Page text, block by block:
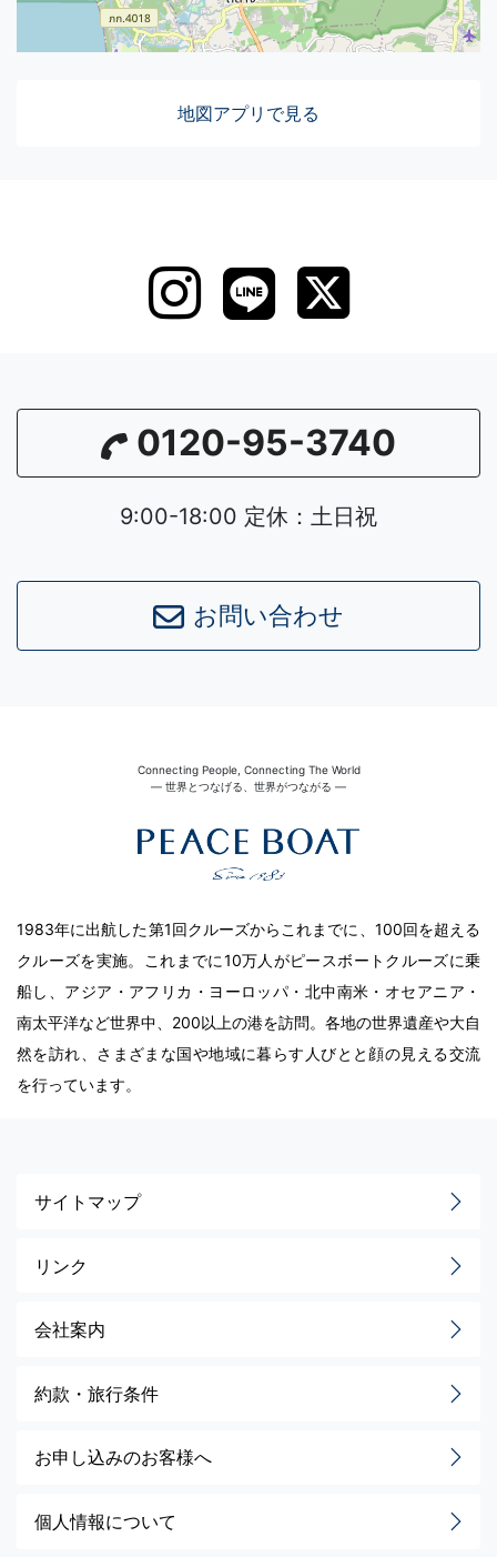
Leaflet|©OpenStreetMapcontributors
地図アプリで見る
0120-95-3740
9:00-18:00 定休：土日祝
お問い合わせ
Connecting People, Connecting The World
― 世界とつなげる、世界がつながる ―
1983年に出航した第1回クルーズからこれまでに、100回を超える
クルーズを実施。これまでに10万人がピースボートクルーズに乗
船し、アジア・アフリカ・ヨーロッパ・北中南米・オセアニア・
南太平洋など世界中、200以上の港を訪問。各地の世界遺産や大自
然を訪れ、さまざまな国や地域に暮らす人びとと顔の見える交流
を行っています。
サイトマップ
リンク
会社案内
約款・旅行条件
お申し込みのお客様へ
個人情報について